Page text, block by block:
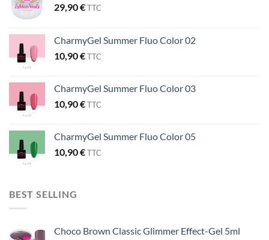
29,90€TTC
CharmyGel Summer Fluo Color 02
10,90€TTC
CharmyGel Summer Fluo Color 03
10,90€TTC
CharmyGel Summer Fluo Color 05
10,90€TTC
BEST SELLING
Choco Brown Classic Glimmer Effect-Gel 5ml